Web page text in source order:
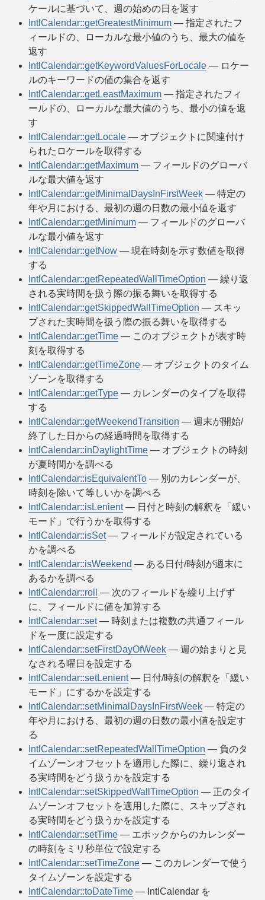
ケールに基づいて、週の始めの日を返す
IntlCalendar::getGreatestMinimum — 指定されたフ
ィールドの、ローカルな最小値のうち、最大の値を
返す
IntlCalendar::getKeywordValuesForLocale — ロケー
ルのキーワードの値の集合を返す
IntlCalendar::getLeastMaximum — 指定されたフィ
ールドの、ローカルな最大値のうち、最小の値を返
す
IntlCalendar::getLocale — オブジェクトに関連付け
られたロケールを取得する
IntlCalendar::getMaximum — フィールドのグローバ
ルな最大値を返す
IntlCalendar::getMinimalDaysInFirstWeek — 特定の
年や月における、最初の週の日数の最小値を返す
IntlCalendar::getMinimum — フィールドのグローバ
ルな最小値を返す
IntlCalendar::getNow — 現在時刻を示す数値を取得
する
IntlCalendar::getRepeatedWallTimeOption — 繰り返
される実時間を扱う際の振る舞いを取得する
IntlCalendar::getSkippedWallTimeOption — スキッ
プされた実時間を扱う際の振る舞いを取得する
IntlCalendar::getTime — このオブジェクトが表す時
刻を取得する
IntlCalendar::getTimeZone — オブジェクトのタイム
ゾーンを取得する
IntlCalendar::getType — カレンダーのタイプを取得
する
IntlCalendar::getWeekendTransition — 週末が開始/
終了した日からの経過時間を取得する
IntlCalendar::inDaylightTime — オブジェクトの時刻
が夏時間かを調べる
IntlCalendar::isEquivalentTo — 別のカレンダーが、
時刻を除いて等しいかを調べる
IntlCalendar::isLenient— 日付と時刻の解釈を「緩い
モード」で行うかを取得する
IntlCalendar::isSet— フィールドが設定されている
かを調べる
IntlCalendar::isWeekend — ある日付/時刻が週末に
あるかを調べる
IntlCalendar::roll
— 次のフィールドを繰り上げず
に、フィールドに値を加算する
IntlCalendar::set— 時刻または複数の共通フィール
ドを一度に設定する
IntlCalendar::setFirstDayOfWeek — 週の始まりと見
なされる曜日を設定する
IntlCalendar::setLenient— 日付/時刻の解釈を「緩い
モード」にするかを設定する
IntlCalendar::setMinimalDaysInFirstWeek — 特定の
年や月における、最初の週の日数の最小値を設定す
る
IntlCalendar::setRepeatedWallTimeOption — 負のタ
イムゾーンオフセットを適用した際に、繰り返され
る実時間をどう扱うかを設定する
IntlCalendar::setSkippedWallTimeOption — 正のタイ
ムゾーンオフセットを適用した際に、スキップされ
る実時間をどう扱うかを設定する
IntlCalendar::setTime — エポックからのカレンダー
の時刻をミリ秒単位で設定する
IntlCalendar::setTimeZone — このカレンダーで使う
タイムゾーンを設定する
IntlCalendar::toDateTime — IntlCalendar を